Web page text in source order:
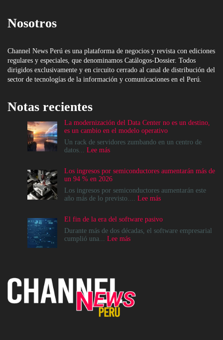
Nosotros
Channel News Perú es una plataforma de negocios y revista con ediciones
regulares y especiales, que denominamos Catálogos-Dossier. Todos
dirigidos exclusivamente y en circuito cerrado al canal de distribución del
sector de tecnologías de la información y comunicaciones en el Perú.
Notas recientes
La modernización del Data Center no es un destino,
es un cambio en el modelo operativo
Un rack de servidores zumbando en un centro de
datos... Lee más:
del
Data
Center
no
destino,
es
un
operativo
Los ingresos por semiconductores aumentarán más de
un 94 % en 2026
Los ingresos por semiconductores aumentarán este
año más de lo previsto.... Lee más:
por
semiconductores
El fin de la era del software pasivo
Durante más de dos décadas, el software empresarial
cumplió una... Lee más:
software
pasivo